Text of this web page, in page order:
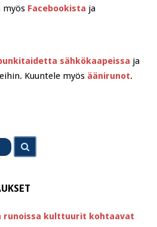
myös Facebookista ja
sähkökaapeissa ja
Kuuntele myös äänirunot.
runoissa kulttuurit kohtaavat